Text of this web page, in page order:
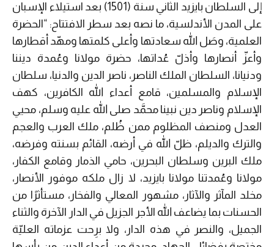
إلى السلطان بايزيد الثاني سنة (1501) بعد استيلاء الإسبان
على المدن الأندلسية، ما نصه بعد سطر الافتتاح: “الحضرة
العلمية، وصَل الله سعادتها وأعلى كلمتها ومهّد أقطارها
وأعزّ أنصارها وأذلّ عُداتها، حضرة مولانا وعُمدة ديننا
ودنيانا، السلطان الملك الناصر، ناصر الدين والدنيا، سلطان
الإسلام والمسلمين، قامع أعداء الله الكافرين، كهف
الإسلام وناصر دين نبينا محمَّد صلى الله عليه وسلم، محيي
العدل ومنصف المظلوم ممن ظُلم، ملك العرب والعجم
والترك والديلم، ظلّ الله في أرضه، القائم بسنته وفرضه،
ملك البرين وسلطان البحرين، حامي الذمار وقامع الكفار،
مولانا وعُمدتنا مولانا بايزيد، لا زال ملكه موفور الأنصار،
مخلد المآثر والآثار، مشهور المعالي والفخار، مستأثرًا من
الحسنات بما يضاعف الله الأجر الجزيل في الدار الآخرة والثناء
الجميل، والنصر في هذه الدار، ولا برِحت عزماته العليّة